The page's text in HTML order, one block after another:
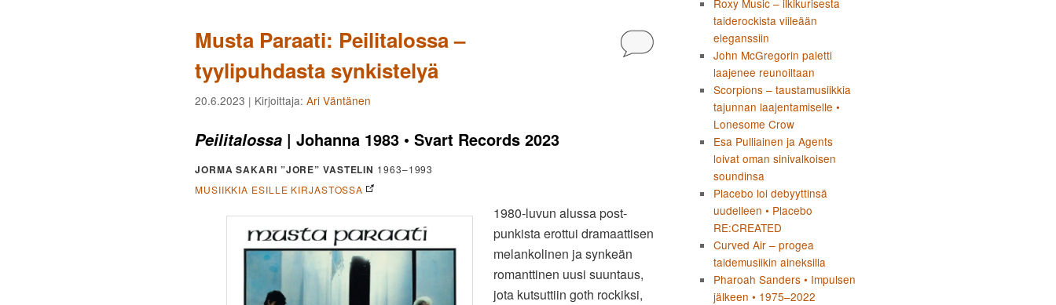
Musta Paraati: Peilitalossa –
tyylipuhdasta synkistelyä
Kommentoi
20.6.2023 | Kirjoittaja: Ari Väntänen
Peilitalossa | Johanna 1983 • Svart Records 2023
JORMA SAKARI ”JORE” VASTELIN 1963–1993
MUSIIKKIA ESILLE KIRJASTOSSA
1980-luvun alussa post-
punkista erottui dramaattisen
melankolinen ja synkeän
romanttinen uusi suuntaus,
jota kutsuttiin goth rockiksi,
Roxy Music – ilkikurisesta
taiderockista viileään
eleganssiin
John McGregorin paletti
laajenee reunoiltaan
Scorpions – taustamusiikkia
tajunnan laajentamiselle •
Lonesome Crow
Esa Pulliainen ja Agents
loivat oman sinivalkoisen
soundinsa
Placebo loi debyyttinsä
uudelleen • Placebo
RE:CREATED
Curved Air – progea
taidemusiikin aineksilla
Pharoah Sanders • Impulsen
jälkeen • 1975–2022